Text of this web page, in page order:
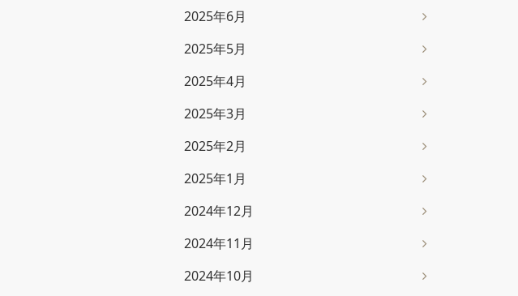
2025年6月
2025年5月
2025年4月
2025年3月
2025年2月
2025年1月
2024年12月
2024年11月
2024年10月